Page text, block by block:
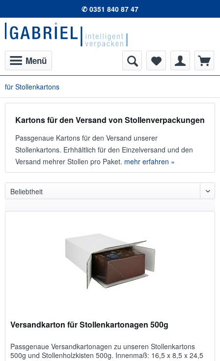
✆ 0351 840 87 47
Menü
für Stollenkartons
Kartons für den Versand von Stollenverpackungen
Passgenaue Kartons für den Versand unserer
Stollenkartons. Erhhältlich für den Einzelversand und den
Versand mehrer Stollen pro Paket. mehr erfahren »
Versandkarton für Stollenkartonagen 500g
Passgenaue Versandkartonagen zu unseren Stollenkartons
500g und Stollenholzkisten 500g. Innenmaß: 16,5 x 8,5 x 24,5